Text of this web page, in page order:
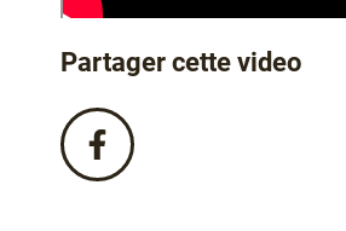
Partager cette video
Partagez
cette